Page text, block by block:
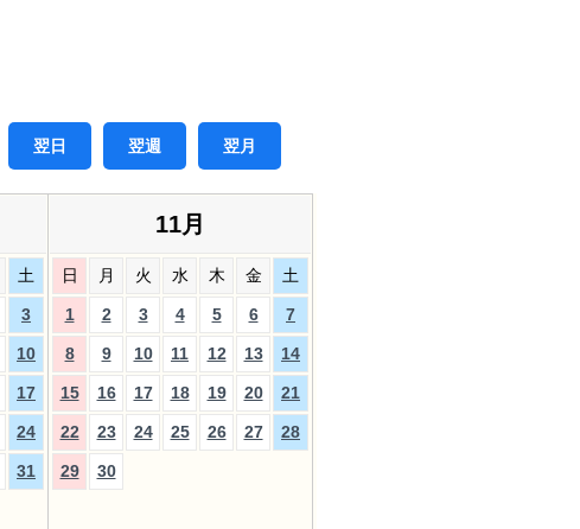
翌日 翌週 翌月
土
3
10
17
24
31
11月
日 月 火 水 木 金 土
1 2 3 4 5 6 7
8 9 10 11 12 13 14
15 16 17 18 19 20 21
22 23 24 25 26 27 28
29 30